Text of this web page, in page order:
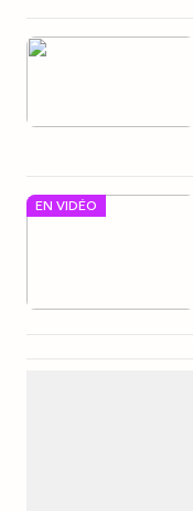
EN VIDÉO